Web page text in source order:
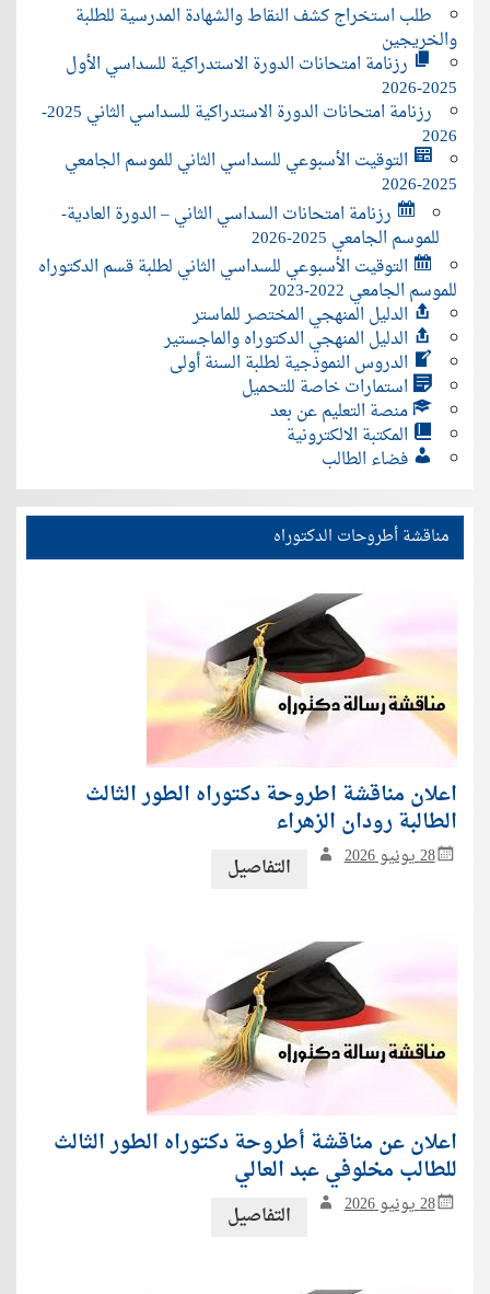
طلب استخراج كشف النقاط والشهادة المدرسية للطلبة
والخريجين
رزنامة امتحانات الدورة الاستدراكية للسداسي الأول
2025-2026
رزنامة امتحانات الدورة الاستدراكية للسداسي الثاني 2025-
2026
التوقيت الأسبوعي للسداسي الثاني للموسم الجامعي
2025-2026
رزنامة امتحانات السداسي الثاني – الدورة العادية-
للموسم الجامعي 2025-2026
التوقيت الأسبوعي للسداسي الثاني لطلبة قسم الدكتوراه
للموسم الجامعي 2022-2023
الدليل المنهجي المختصر للماستر
الدليل المنهجي الدكتوراه والماجستير
الدروس النموذجية لطلبة السنة أولى
استمارات خاصة للتحميل
منصة التعليم عن بعد
المكتبة الالكترونية
فضاء الطالب
مناقشة أطروحات الدكتوراه
اعلان مناقشة اطروحة دكتوراه الطور الثالث
الطالبة رودان الزهراء
28 يونيو 2026 التفاصيل
اعلان عن مناقشة أطروحة دكتوراه الطور الثالث
للطالب مخلوفي عبد العالي
28 يونيو 2026 التفاصيل